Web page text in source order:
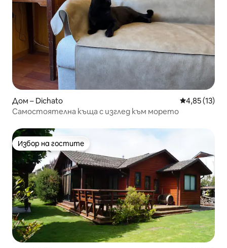
Дом – Dichato Средна
4,85 (13)
Самостоятелна къща с изглед към морето
Избор на гостите
Избор на гостите